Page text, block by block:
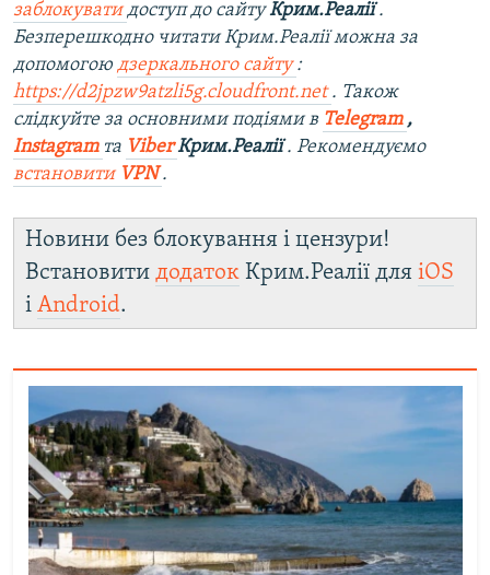
заблокувати доступ до сайтуКрим.Реалії.
Безперешкодно читати Крим.Реалії можна за
допомогою дзеркального сайту :
https://d2jpzw9atzli5g.cloudfront.net . Також
слідкуйте за основними подіями в Telegram ,
Instagram та Viber Крим.Реалії. Рекомендуємо
встановити VPN .
Новини без блокування і цензури!
Встановити додаток Крим.Реалії для iOS
і Android.